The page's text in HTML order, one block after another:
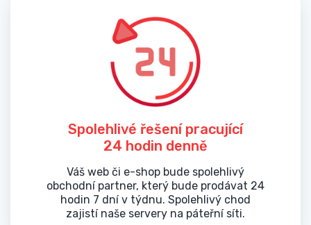
Spolehlivé řešení pracující
24 hodin denně
Váš web či e-shop bude spolehlivý
obchodní partner, který bude prodávat 24
hodin 7 dní v týdnu. Spolehlivý chod
zajistí naše servery na páteřní síti.